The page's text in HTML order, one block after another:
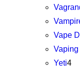
Vape
Yeti4